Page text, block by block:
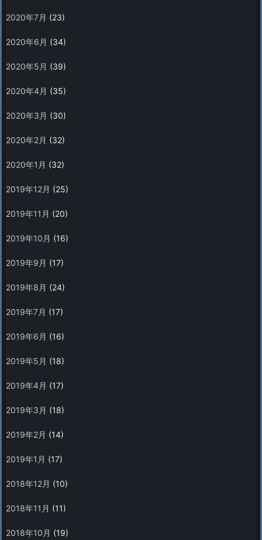
2020年7月 (23)
2020年6月 (34)
2020年5月 (39)
2020年4月 (35)
2020年3月 (30)
2020年2月 (32)
2020年1月 (32)
2019年12月 (25)
2019年11月 (20)
2019年10月 (16)
2019年9月 (17)
2019年8月 (24)
2019年7月 (17)
2019年6月 (16)
2019年5月 (18)
2019年4月 (17)
2019年3月 (18)
2019年2月 (14)
2019年1月 (17)
2018年12月 (10)
2018年11月 (11)
2018年10月 (19)